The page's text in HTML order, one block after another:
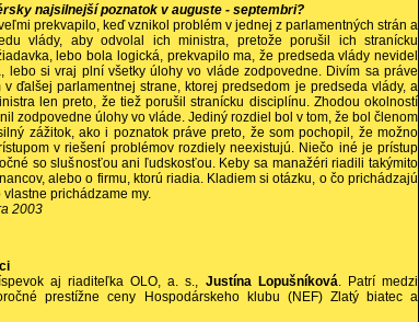
najsilnejší poznatok v auguste - septembri?
prekvapilo, keď vznikol problém v jednej z parlamentných strán a
vlády, aby odvolal ich ministra, pretože porušil ich stranícku
lebo bola logická, prekvapilo ma, že predseda vlády nevidel
lebo si vraj plní všetky úlohy vo vláde zodpovedne. Divím sa práve
ďalšej parlamentnej strane, ktorej predsedom je predseda vlády, a
len preto, že tiež porušil stranícku disciplínu. Zhodou okolností
zodpovedne úlohy vo vláde. Jediný rozdiel bol v tom, že bol členom
zážitok, ako i poznatok práve preto, že som pochopil, že možno
v riešení problémov rozdiely neexistujú. Niečo iné je prístup
so slušnosťou ani ľudskosťou. Keby sa manažéri riadili takýmito
alebo o firmu, ktorú riadia. Kladiem si otázku, o čo prichádzajú
prichádzame my.
2003
aj riaditeľka OLO, a. s., Justína Lopušníková. Patrí medzi
prestížne ceny Hospodárskeho klubu (NEF) Zlatý biatec a